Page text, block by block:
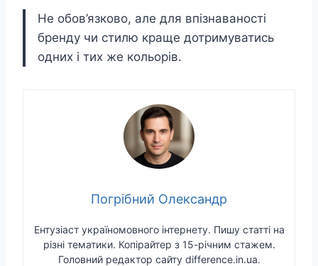
Не обов’язково, але для впізнаваності
бренду чи стилю краще дотримуватись
одних і тих же кольорів.
Погрібний Олександр
Ентузіаст україномовного інтернету. Пишу статті на
різні тематики. Копірайтер з 15-річним стажем.
Головний редактор сайту difference.in.ua.